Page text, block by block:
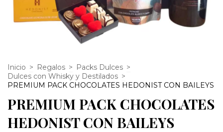
Inicio > Regalos > Packs Dulces >
Dulces con Whisky y Destilados >
PREMIUM PACK CHOCOLATES HEDONIST CON BAILEYS
PREMIUM PACK CHOCOLATES
HEDONIST CON BAILEYS